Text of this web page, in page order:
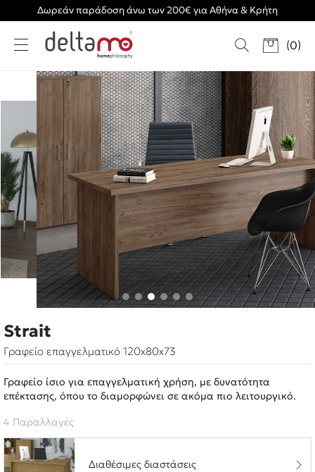
Δωρεάν παράδοση άνω των 200€ για Αθήνα & Κρήτη
(0)
Strait
Γραφείο επαγγελματικό 120x80x73
Γραφείο ίσιο για επαγγελματική χρήση, με δυνατότητα
επέκτασης, όπου το διαμορφώνει σε ακόμα πιο λειτουργικό.
4 Παραλλαγές
Διαθέσιμες διαστάσεις